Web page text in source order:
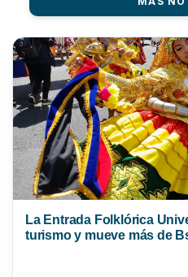
La Entrada Folklórica
turismo y mueve más de